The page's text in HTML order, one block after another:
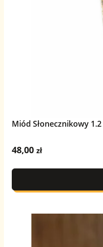
Miód Słonecznikowy
48,00zł